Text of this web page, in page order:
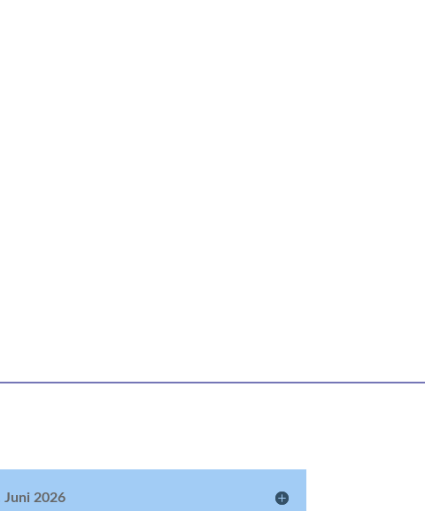
Juni 2026